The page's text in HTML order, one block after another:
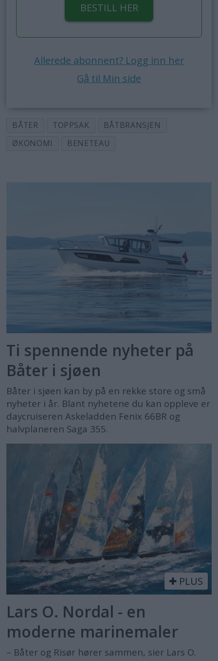
BESTILL HER
Allerede abonnent? Logg inn her
Gå til Min side
BÅTER TOPPSAK
BÅTBRANSJEN
ØKONOMI
BENETEAU
Ti spennende nyheter på
Båter i sjøen
Båter i sjøen kan by på en rekke store og små
nyheter i år. Blant nyhetene du kan oppleve er
daycruiseren Askeladden Fenix 66BR og
halvplaneren Saga 355.
PLUS
Lars O. Nordal - en
moderne marinemaler
– Båter og Risør hører sammen, sier Lars O.